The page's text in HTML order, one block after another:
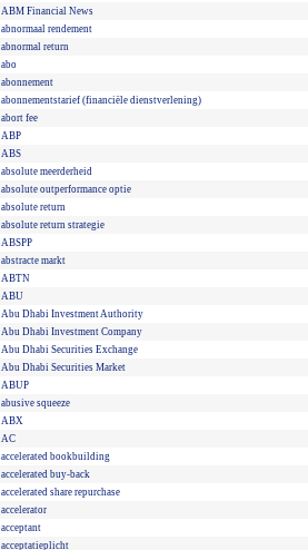
ABM Financial News
abnormaal rendement
abnormal return
abo
abonnement
abonnementstarief (financiële dienstverlening)
abort fee
ABP
ABS
absolute meerderheid
absolute outperformance optie
absolute return
absolute return strategie
ABSPP
abstracte markt
ABTN
ABU
Abu Dhabi Investment Authority
Abu Dhabi Investment Company
Abu Dhabi Securities Exchange
Abu Dhabi Securities Market
ABUP
abusive squeeze
ABX
AC
accelerated bookbuilding
accelerated buy-back
accelerated share repurchase
accelerator
acceptant
acceptatieplicht